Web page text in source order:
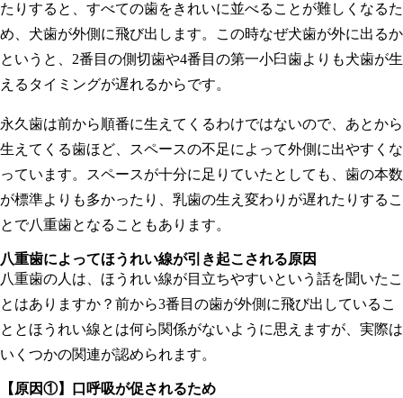
たりすると、すべての歯をきれいに並べることが難しくなるた
め、犬歯が外側に飛び出します。この時なぜ犬歯が外に出るか
というと、2番目の側切歯や4番目の第一小臼歯よりも犬歯が生
えるタイミングが遅れるからです。
永久歯は前から順番に生えてくるわけではないので、あとから
生えてくる歯ほど、スペースの不足によって外側に出やすくな
っています。スペースが十分に足りていたとしても、歯の本数
が標準よりも多かったり、乳歯の生え変わりが遅れたりするこ
とで八重歯となることもあります。
八重歯によってほうれい線が引き起こされる原因
八重歯の人は、ほうれい線が目立ちやすいという話を聞いたこ
とはありますか？前から3番目の歯が外側に飛び出しているこ
ととほうれい線とは何ら関係がないように思えますが、実際は
いくつかの関連が認められます。
【原因①】
口呼吸が促されるため